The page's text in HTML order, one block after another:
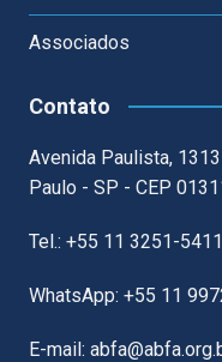
Associados
Contato
Avenida Paulista,
Paulo - SP - CEP
Tel.: +55 11 3251-5411
WhatsApp: +55 11
E-mail: